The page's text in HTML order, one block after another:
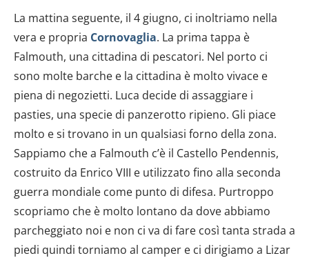
Utilizziamo i cookie per personalizzare contenuti ed
annunci, per fornire funzionalità dei social media e per
analizzare il nostro traffico. Condividiamo inoltre
nostri partner che si occupano di analisi dei dati web,
pubblicità e social media, i quali potrebbero combinarle
con altre informazioni che hai fornito loro o che hanno
raccolto dal tuo utilizzo dei loro servizi.
La mattina seguente, il 4 giugno, ci inoltriamo nella
vera e propria Cornovaglia. La prima tappa è
Falmouth, una cittadina di pescatori. Nel porto ci
sono molte barche e la cittadina è molto vivace e
piena di negozietti. Luca decide di assaggiare i
pasties, una specie di panzerotto ripieno. Gli piace
molto e si trovano in un qualsiasi forno della zona.
Sappiamo che a Falmouth c’è il Castello Pendennis,
costruito da Enrico VIII e utilizzato fino alla seconda
guerra mondiale come punto di difesa. Purtroppo
scopriamo che è molto lontano da dove abbiamo
parcheggiato noi e non ci va di fare così tanta strada a
piedi quindi torniamo al camper e ci dirigiamo a Lizar